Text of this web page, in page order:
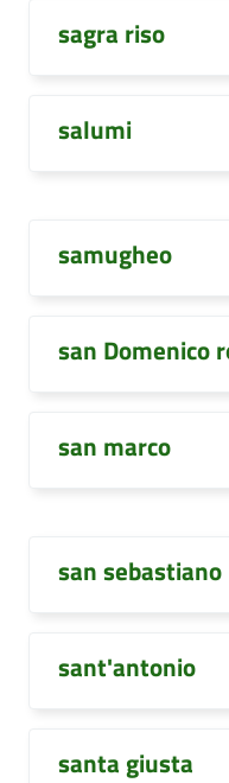
sagra riso
salumi
samugheo
san Domenico
san marco
san sebastiano
sant'antonio
santa giusta